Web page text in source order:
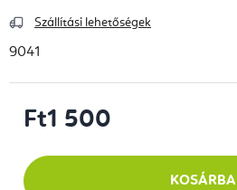
Szállítási lehetőségek
9041
Ft1 500
KOSÁRBA